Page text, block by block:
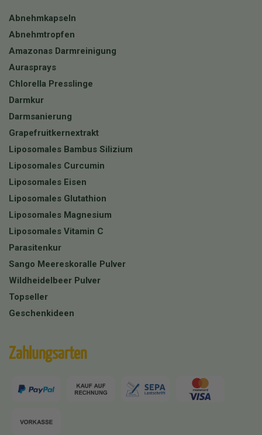
Abnehmkapseln
Abnehmtropfen
Amazonas Darmreinigung
Aurasprays
Chlorella Presslinge
Darmkur
Darmsanierung
Grapefruitkernextrakt
Liposomales Bambus Silizium
Liposomales Curcumin
Liposomales Eisen
Liposomales Glutathion
Liposomales Magnesium
Liposomales Vitamin C
Parasitenkur
Sango Meereskoralle Pulver
Wildheidelbeer Pulver
Topseller
Geschenkideen
Zahlungsarten